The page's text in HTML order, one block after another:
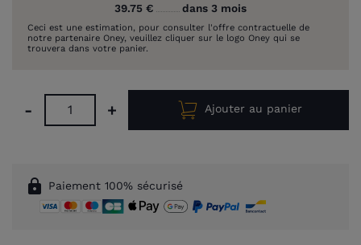
39.75 €
dans 3 mois
Ceci est une estimation, pour consulter l'offre contractuelle de
notre partenaire Oney, veuillez cliquer sur le logo Oney qui se
trouvera dans votre panier.
- + Ajouter au panier
lock Paiement 100% sécurisé